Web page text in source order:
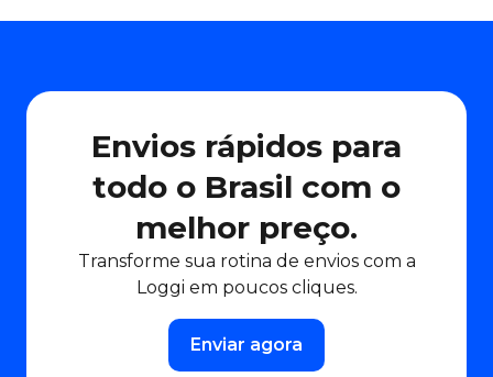
Envios rápidos para
todo o Brasil com o
melhor preço.
Transforme sua rotina de envios com a
Loggi em poucos cliques.
Enviar agora